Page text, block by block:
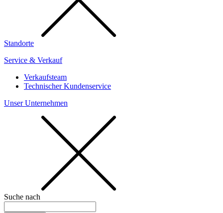
Standorte
Service & Verkauf
Verkaufsteam
Technischer Kundenservice
Unser Unternehmen
Suche nach